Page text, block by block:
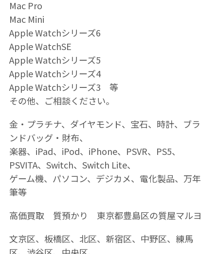
Mac Pro
Mac Mini
Apple Watchシリーズ6
Apple WatchSE
Apple Watchシリーズ5
Apple Watchシリーズ4
Apple Watchシリーズ3 等
その他、ご相談ください。
金・プラチナ、ダイヤモンド、宝石、時計、ブラ
ンドバッグ・財布、
楽器、iPad、iPod、iPhone、PSVR、PS5、
PSVITA、Switch、Switch Lite、
ゲーム機、パソコン、デジカメ、電化製品、万年
筆等
高価買取 質預かり 東京都豊島区の質屋マルヨ
文京区、板橋区、北区、新宿区、中野区、練馬